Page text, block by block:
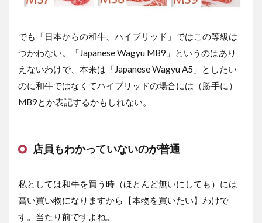
でも「日本からの和牛、ハイブリッド」ではこの等級は
つかわない。「Japanese Wagyu MB9」というのはあり
えないわけで、本来は「Japanese Wagyu A5」としたい
のに和牛ではなくてハイブリッドの場合には（勝手に）
MB9とか表記するかもしれない。
店員もわかっていないのが普通
私としては和牛を買う時（ほとんど無いにしても）には
高い買い物になりますから【本物を買いたい】わけで
す。当たり前ですよね。